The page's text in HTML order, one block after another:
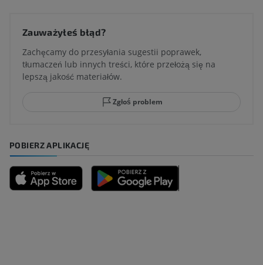
Zauważyłeś błąd?
Zachęcamy do przesyłania sugestii poprawek,
tłumaczeń lub innych treści, które przełożą się na
lepszą jakość materiałów.
Zgłoś problem
POBIERZ APLIKACJĘ